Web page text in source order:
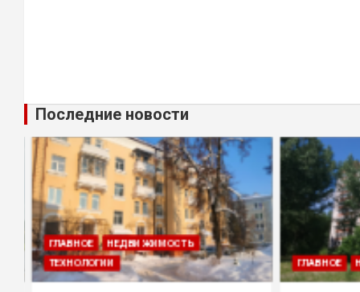
Последние новости
ГЛАВНОЕ
НЕДВИЖИМОСТЬ
ТЕХНОЛОГИИ
ГЛАВНОЕ